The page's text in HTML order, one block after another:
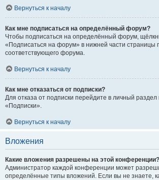
Вернуться к началу
Как мне подписаться на определённый форум?
Чтобы подписаться на определённый форум,
«Подписаться на форум» в нижней части страницы
соответствующего форума.
Вернуться к началу
Как мне отказаться от подписки?
Для отказа от подписки перейдите в личный
«Подписки».
Вернуться к началу
Вложения
Какие вложения разрешены на этой конференции?
Администратор каждой конференции может
определённые типы вложений. Если вы не знаете,